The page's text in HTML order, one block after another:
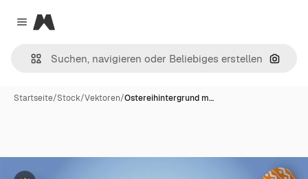
Close menu
Magnific
Nach
Startseite/Stock/Vektoren/Ostereihintergrund m…